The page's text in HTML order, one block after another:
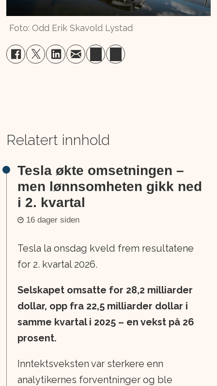
Foto: Odd Erik Skavold Lystad
Relatert innhold
Tesla økte omsetningen –
men lønnsomheten gikk ned
i 2. kvartal
16 dager siden
Tesla la onsdag kveld frem resultatene
for 2. kvartal 2026.
Selskapet omsatte for 28,2 milliarder
dollar, opp fra 22,5 milliarder dollar i
samme kvartal i 2025 – en vekst på 26
prosent.
Inntektsveksten var sterkere enn
analytikernes forventninger og ble